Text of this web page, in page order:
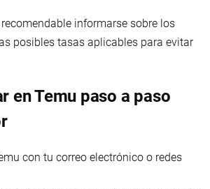
informarse sobre los
posibles tasas aplicables para evitar
en Temu paso a paso
con tu correo electrónico o redes